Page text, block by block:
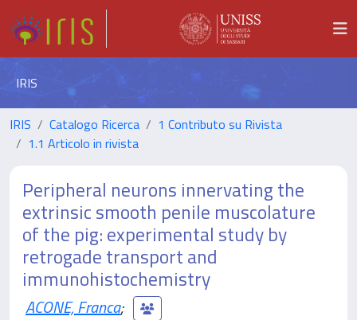
IRIS
IRIS Catalogo Ricerca
1 Contributo su Rivista
1.1 Articolo in rivista
Peripheral neurons innervating the
extrinsic smooth penile muscolature
of the pig: experimental study by
retrogade transport and
immunohistochemistry
ACONE, Franca;